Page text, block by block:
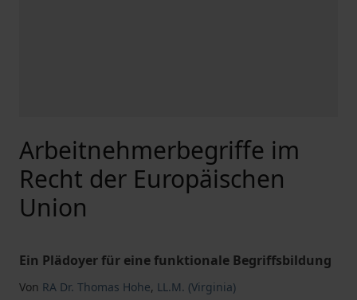
Arbeitnehmerbegriffe im
Recht der Europäischen
Union
Ein Plädoyer für eine funktionale Begriffsbildung
Von RA Dr. Thomas Hohe, LL.M. (Virginia)